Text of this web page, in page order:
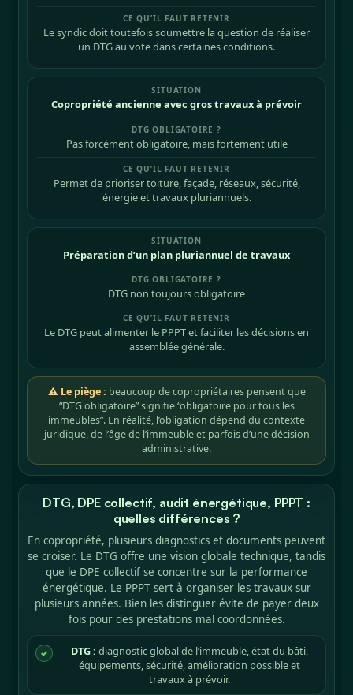
Le syndic doit toutefois soumettre la question de réaliser
un DTG au vote dans certaines conditions.
Copropriété ancienne avec gros travaux à prévoir
Pas forcément obligatoire, mais fortement utile
Permet de prioriser toiture, façade, réseaux, sécurité,
énergie et travaux pluriannuels.
Préparation d’un plan pluriannuel de travaux
DTG non toujours obligatoire
Le DTG peut alimenter le PPPT et faciliter les décisions en
assemblée générale.
⚠ Le piège : beaucoup de copropriétaires pensent que
“DTG obligatoire” signifie “obligatoire pour tous les
immeubles”. En réalité, l’obligation dépend du contexte
juridique, de l’âge de l’immeuble et parfois d’une décision
administrative.
DTG, DPE collectif, audit énergétique, PPPT :
quelles différences ?
En copropriété, plusieurs diagnostics et documents peuvent
se croiser. Le DTG offre une vision globale technique, tandis
que le DPE collectif se concentre sur la performance
énergétique. Le PPPT sert à organiser les travaux sur
plusieurs années. Bien les distinguer évite de payer deux
fois pour des prestations mal coordonnées.
✓ DTG : diagnostic global de l’immeuble, état du bâti,
équipements, sécurité, amélioration possible et
travaux à prévoir.